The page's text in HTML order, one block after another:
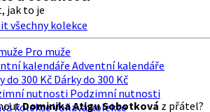
všechny kolekce
Pro muže
Adventní kalendáře
Dárky do 300 Kč
Podzimní nutnosti
Voňavá kolekce
jak to je
Dominika Atigu Sobotková z přátel?